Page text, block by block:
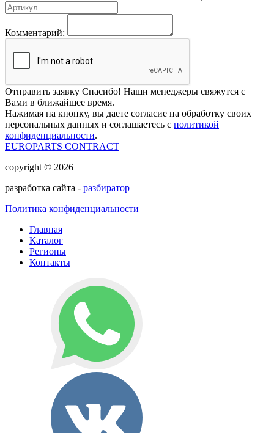
Комментарий:
Отправить заявку Спасибо! Наши менеджеры свяжутся с
Вами в ближайшее время.
Нажимая на кнопку, вы даете согласие на обработку своих
персональных данных и соглашаетесь с политикой
конфиденциальности.
EUROPARTS CONTRACT
copyright © 2026
разработка сайта - разбиратор
Политика конфиденциальности
Главная
Каталог
Регионы
Контакты